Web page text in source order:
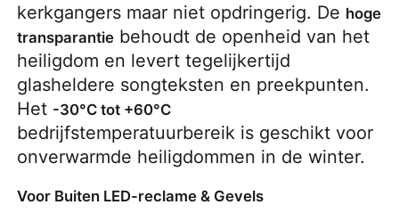
kerkgangers maar niet opdringerig. De hoge
transparantie behoudt de openheid van het
heiligdom en levert tegelijkertijd
glasheldere songteksten en preekpunten.
Het -30°C tot +60°C
bedrijfstemperatuurbereik is geschikt voor
onverwarmde heiligdommen in de winter.
Voor Buiten LED-reclame & Gevels